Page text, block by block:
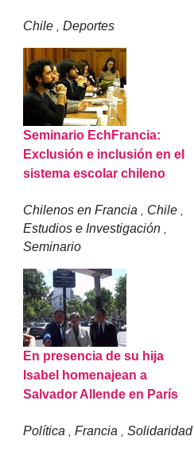
Chile ,Deportes
Seminario EchFrancia:
Exclusión e inclusión en el
sistema escolar chileno
Chilenos en Francia Chile
Estudios e Investigación
Seminario
En presencia de su hija
Isabel homenajean a
Salvador Allende en París
Política ,Francia ,Solidaridad